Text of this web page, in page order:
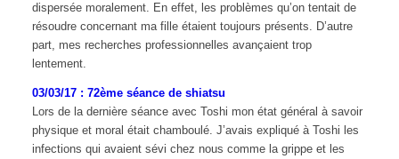
dispersée moralement. En effet, les problèmes qu’on tentait de
résoudre concernant ma fille étaient toujours présents. D’autre
part, mes recherches professionnelles avançaient trop
lentement.
03/03/17 : 72ème séance de shiatsu
Lors de la dernière séance avec Toshi mon état général à savoir
physique et moral était chamboulé. J’avais expliqué à Toshi les
infections qui avaient sévi chez nous comme la grippe et les